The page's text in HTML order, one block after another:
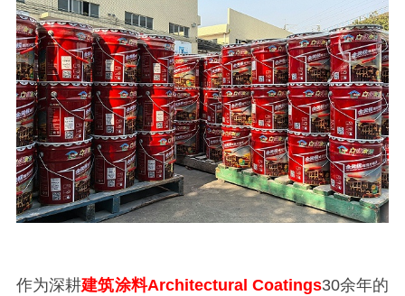
作为深耕建筑涂料Architectural Coatings30余年的